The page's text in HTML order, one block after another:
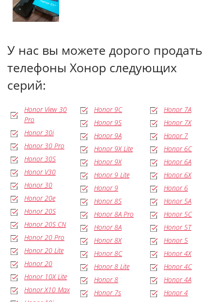
У нас вы можете дорого продать
телефоны Хонор следующих
серий:
Honor View 30
Pro
Honor 30i
Honor 30 Pro
Honor 30S
Honor V30
Honor 30
Honor 20e
Honor 20S
Honor 20S CN
Honor 20 Pro
Honor 20 Lite
Honor 20
Honor 10X Lite
Honor X10 Max
Honor 9C
Honor 9S
Honor 9A
Honor 9X Lite
Honor 9X
Honor 9 Lite
Honor 9
Honor 8S
Honor 8A Pro
Honor 8A
Honor 8X
Honor 8C
Honor 8 Lite
Honor 8
Honor 7s
Honor 7A
Honor 7X
Honor 7
Honor 6C
Honor 6A
Honor 6X
Honor 6
Honor 5A
Honor 5C
Honor 5T
Honor 5
Honor 4X
Honor 4C
Honor 4A
Honor 4